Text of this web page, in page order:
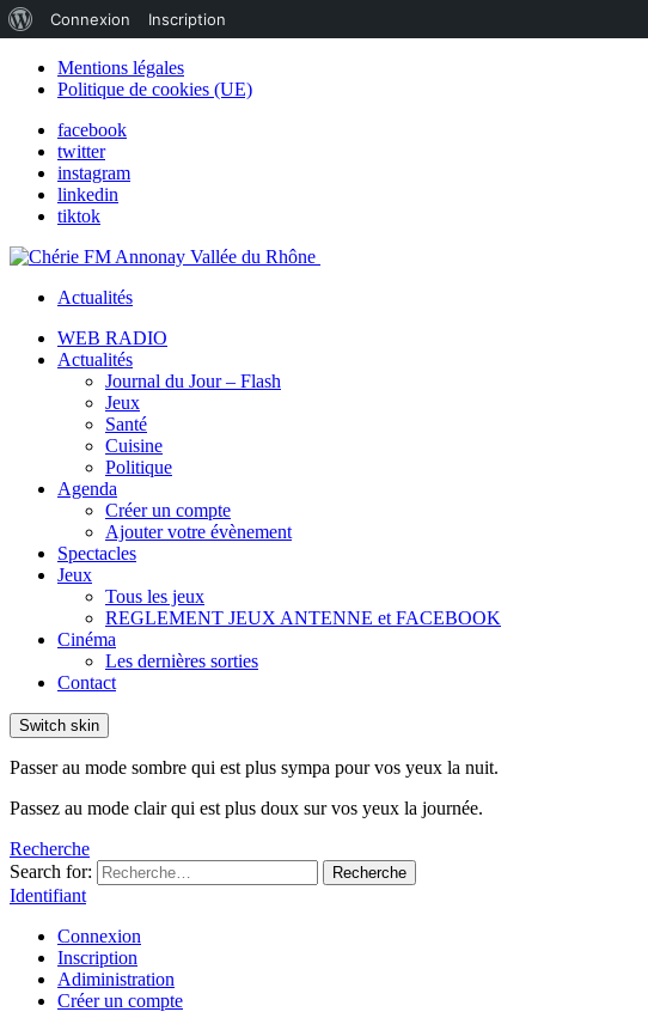
Mentions légales
Politique de cookies (UE)
facebook
twitter
instagram
linkedin
tiktok
Actualités
WEB RADIO
Actualités
Journal du Jour – Flash
Jeux
Santé
Cuisine
Politique
Agenda
Créer un compte
Ajouter votre évènement
Spectacles
Jeux
Tous les jeux
REGLEMENT JEUX ANTENNE et FACEBOOK
Cinéma
Les dernières sorties
Contact
Switch skin
Passer au mode sombre qui est plus sympa pour vos yeux la nuit.
Passez au mode clair qui est plus doux sur vos yeux la journée.
Recherche
Search for:
Recherche
Identifiant
Connexion
Inscription
Adiministration
Créer un compte
de
WordPress
Connexion Inscription